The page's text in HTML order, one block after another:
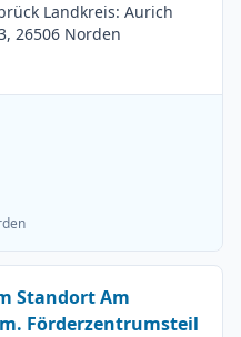
Landkreis: Aurich
26506 Norden
Standort Am
Förderzentrumsteil